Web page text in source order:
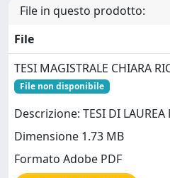
File in questo prodotto:
File
TESI MAGISTRALE CHIARA
File non disponibile
Descrizione: TESI DI LAUREA
Dimensione 1.73 MB
Formato Adobe PDF